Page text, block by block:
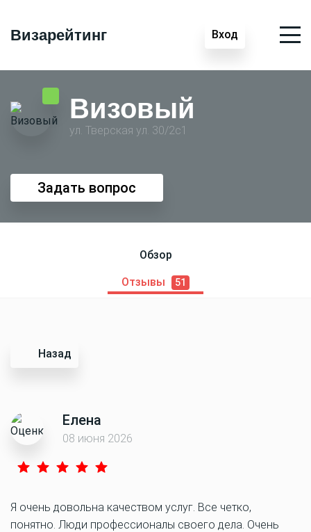
Визарейтинг Вход
Визовый
ул. Тверская ул. 30/2с1
Задать вопрос
Обзор
Отзывы 51
Назад
Елена
08 июня 2026
Я очень довольна качеством услуг. Все четко,
понятно. Люди профессионалы своего дела. Очень